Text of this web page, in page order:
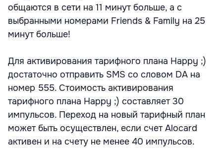
общаются в сети на 11 минут больше, а с
выбранными номерами Friends & Family на 25
минут больше!
Для активирования тарифного плана Happy ;)
достаточно отправить SMS со словом DA на
номер 555. Стоимость активирования
тарифного плана Happy ;) составляет 30
импульсов. Переход на новый тарифный план
может быть осуществлен, если счет Alocard
активен и на счету не менее 40 импульсов.